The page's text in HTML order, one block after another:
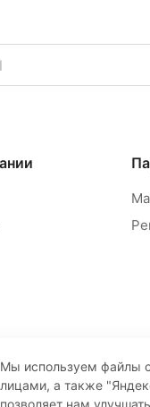
Мы используем файлы
лицами, а также
позволяет нам